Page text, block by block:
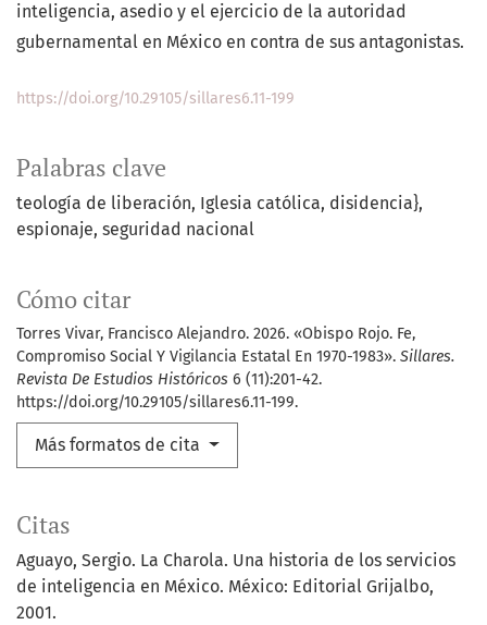
Palabras clave
teología de liberación Iglesia católica disidencia}
espionaje seguridad nacional
Cómo citar
Torres Vivar, Francisco Alejandro. 2026. «Obispo Rojo. Fe,
Compromiso Social Y Vigilancia Estatal En 1970-1983». Sillares.
Revista De Estudios Históricos 6 (11):201-42.
https://doi.org/10.29105/sillares6.11-199.
Más formatos de cita
inteligencia, asedio y el ejercicio de la autoridad
gubernamental en México en contra de sus antagonistas.
https://doi.org/10.29105/sillares6.11-199
Citas
Aguayo, Sergio. La Charola. Una historia de los servicios
de inteligencia en México. México: Editorial Grijalbo,
2001.